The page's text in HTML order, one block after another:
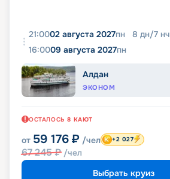
21:0002 августа 2027пн 8 дн/7 нч
16:0009 августа 2027пн
Алдан
ЭКОНОМ
ОСТАЛОСЬ 8 КАЮТ
от 59 176 ₽ /чел
67 245₽ /чел
+2 027
Выбрать круиз